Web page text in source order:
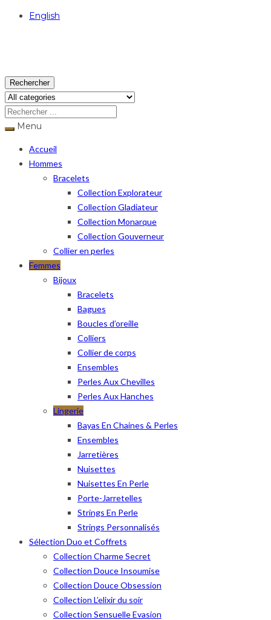
English
Rechercher
Menu
Accueil
Hommes
Bracelets
Collection Explorateur
Collection Gladiateur
Collection Monarque
Collection Gouverneur
Collier en perles
Femmes
Bijoux
Bracelets
Bagues
Boucles d’oreille
Colliers
Collier de corps
Ensembles
Perles Aux Chevilles
Perles Aux Hanches
Lingerie
Bayas En Chaines & Perles
Ensembles
Jarretières
Nuisettes
Nuisettes En Perle
Porte-Jarretelles
Strings En Perle
Strings Personnalisés
Sélection Duo et Coffrets
Collection Charme Secret
Collection Douce Insoumise
Collection Douce Obsession
Collection L’elixir du soir
Collection Sensuelle Evasion